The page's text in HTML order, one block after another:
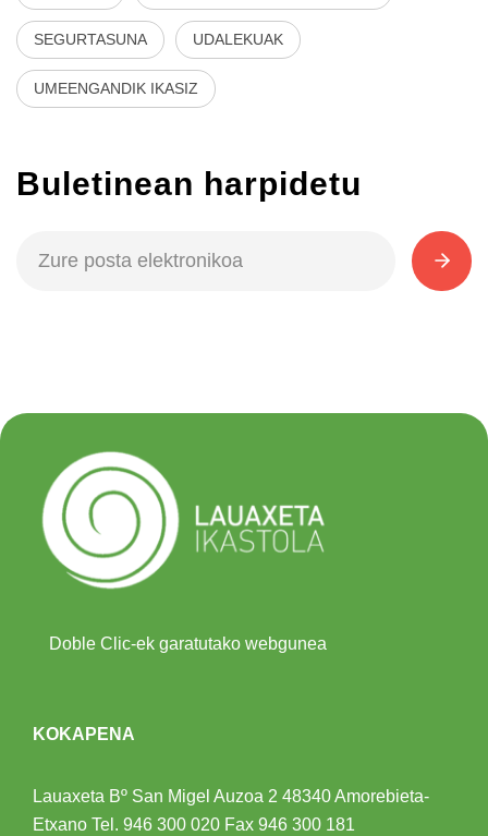
SEGURTASUNA UDALEKUAK
UMEENGANDIK IKASIZ
Buletinean harpidetu
Doble Clic-ek garatutako webgunea
KOKAPENA
Lauaxeta Bº San Migel Auzoa 2 48340 Amorebieta-
Etxano Tel. 946 300 020 Fax 946 300 181